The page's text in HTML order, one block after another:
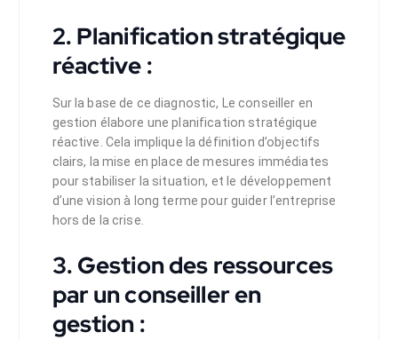
2. Planification stratégique
réactive :
Sur la base de ce diagnostic, Le conseiller en
gestion élabore une planification stratégique
réactive. Cela implique la définition d’objectifs
clairs, la mise en place de mesures immédiates
pour stabiliser la situation, et le développement
d’une vision à long terme pour guider l’entreprise
hors de la crise.
3. Gestion des ressources
par un conseiller en
gestion :